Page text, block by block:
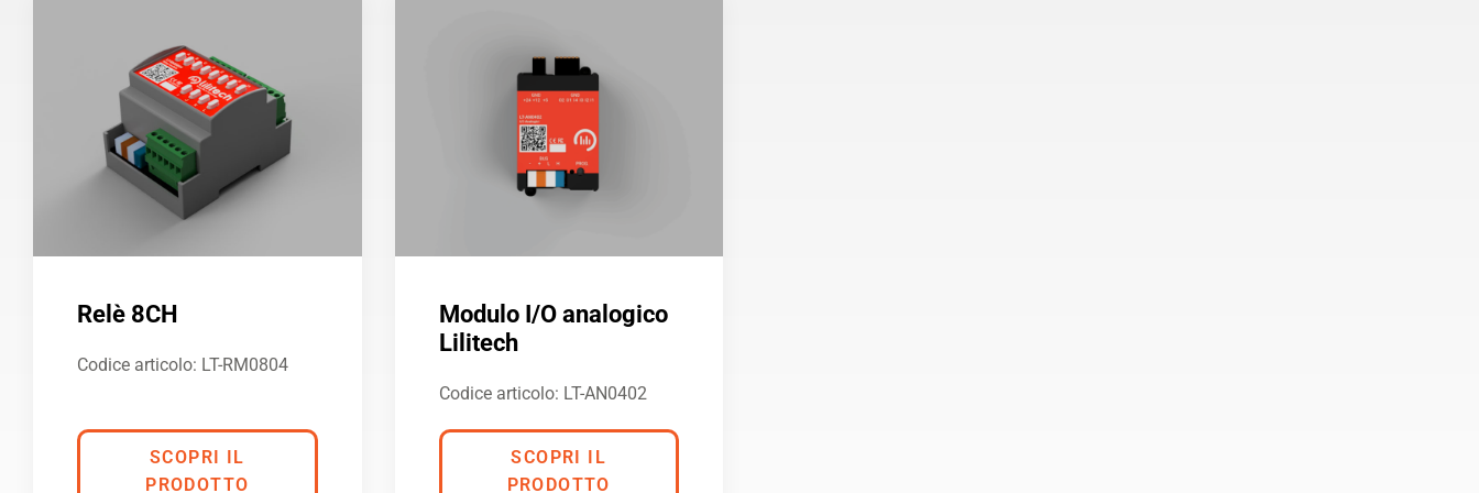
Relè 8CH
Codice articolo: LT-RM0804
SCOPRI IL
PRODOTTO
Modulo I/O analogico
Lilitech
Codice articolo: LT-AN0402
SCOPRI IL
PRODOTTO